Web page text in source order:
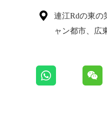

連江Rdの東の
ャン都市、広